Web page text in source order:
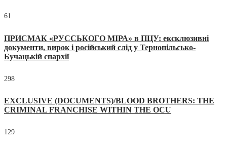
61
ПРИСМАК «РУССЬКОГО МІРА» в ПЦУ: ексклюзивні
документи, вирок і російський слід у Тернопільсько-
Бучацькій єпархії
298
EXCLUSIVE (DOCUMENTS)/BLOOD BROTHERS: THE
CRIMINAL FRANCHISE WITHIN THE OCU
129